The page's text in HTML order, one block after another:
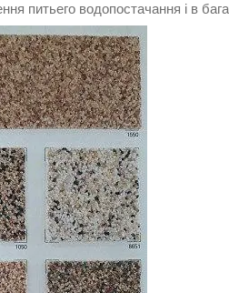
питьего водопостачання і в